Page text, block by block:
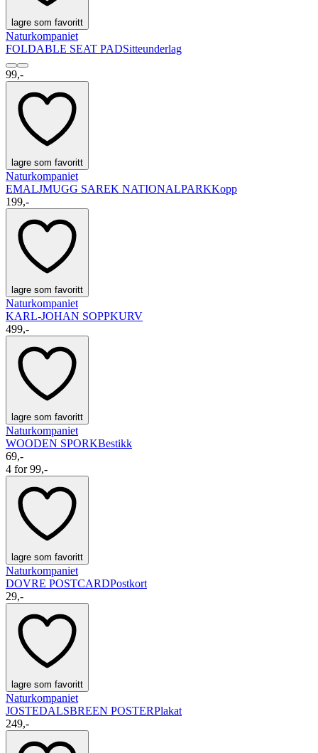
lagre som favoritt
Naturkompaniet
FOLDABLE SEAT PADSitteunderlag
99,-
lagre som favoritt
Naturkompaniet
EMALJMUGG SAREK NATIONALPARKKopp
199,-
lagre som favoritt
Naturkompaniet
KARL-JOHAN SOPPKURV
499,-
lagre som favoritt
Naturkompaniet
WOODEN SPORKBestikk
69,-
4 for 99,-
lagre som favoritt
Naturkompaniet
DOVRE POSTCARDPostkort
29,-
lagre som favoritt
Naturkompaniet
JOSTEDALSBREEN POSTERPlakat
249,-